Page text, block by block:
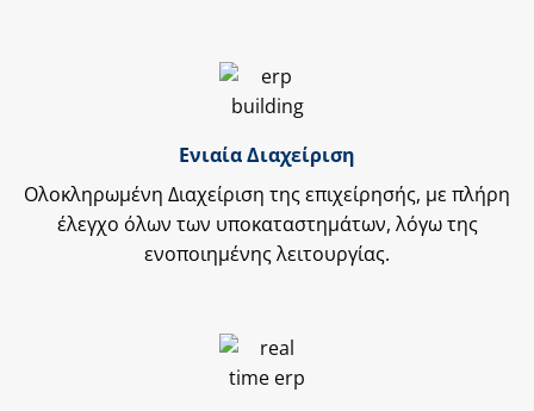
Ενιαία Διαχείριση
Ολοκληρωμένη Διαχείριση της επιχείρησής, με πλήρη
έλεγχο όλων των υποκαταστημάτων, λόγω της
ενοποιημένης λειτουργίας.